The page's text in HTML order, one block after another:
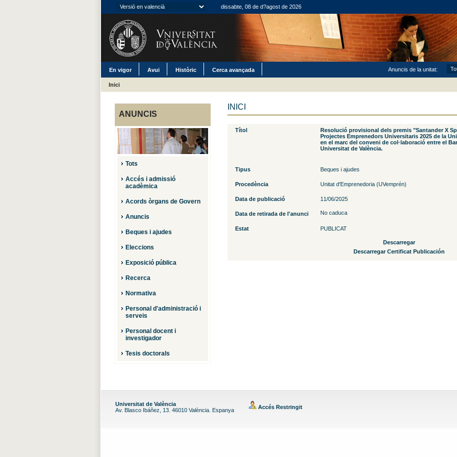
dissabte, 08 de d?agost de 2026
En vigor Avui Històric Cerca avançada Anuncis de la unitat:
Inici
ANUNCIS
Tots
Accés i admissió
acadèmica
Acords òrgans de Govern
Anuncis
Beques i ajudes
Eleccions
Exposició pública
Recerca
Normativa
Personal d'administració i
serveis
Personal docent i
investigador
Tesis doctorals
INICI
Títol
Resolució provisional dels premis "Santander X
Projectes Emprenedors Universitaris 2025 de la
en el marc del conveni de col·laboració entre el
Universitat de València.
Tipus Beques i ajudes
Procedència Unitat d'Emprenedoria (UVemprén)
Data de publicació 11/06/2025
Data de retirada de l'anunci No caduca
Estat PUBLICAT
Descarregar
Descarregar Certificat Publicación
Universitat de València
Av. Blasco Ibáñez, 13. 46010 València. Espanya
Accés Restringit